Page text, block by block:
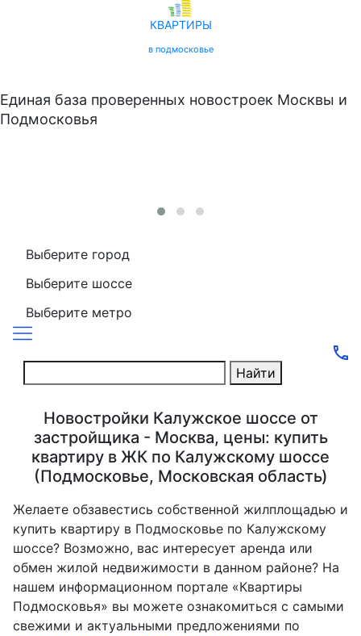
КВАРТИРЫ
в подмосковье
Единая база проверенных новостроек Москвы и
Подмосковья
Выберите город
Выберите шоссе
Выберите метро
Найти
Новостройки Калужское шоссе от
застройщика - Москва, цены: купить
квартиру в ЖК по Калужскому шоссе
(Подмосковье, Московская область)
Желаете обзавестись собственной жилплощадью и
купить квартиру в Подмосковье по Калужскому
шоссе? Возможно, вас интересует аренда или
обмен жилой недвижимости в данном районе? На
нашем информационном портале «Квартиры
Подмосковья» вы можете ознакомиться с самыми
свежими и актуальными предложениями по